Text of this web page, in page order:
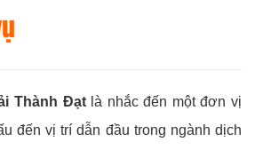
Thành Đạtlà nhắc đến một đơn vị
đến vị trí dẫn đầu trong ngành dịch